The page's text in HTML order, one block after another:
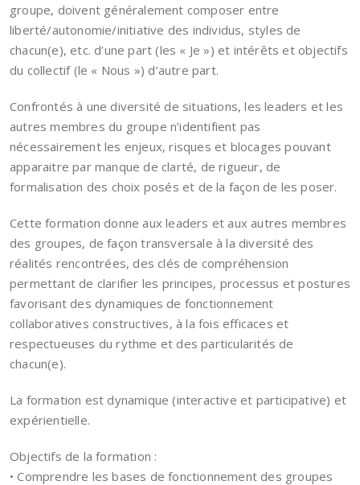
groupe, doivent généralement composer entre
liberté/autonomie/initiative des individus, styles de
chacun(e), etc. d’une part (les « Je ») et intérêts et objectifs
du collectif (le « Nous ») d’autre part.
Confrontés à une diversité de situations, les leaders et les
autres membres du groupe n’identifient pas
nécessairement les enjeux, risques et blocages pouvant
apparaitre par manque de clarté, de rigueur, de
formalisation des choix posés et de la façon de les poser.
Cette formation donne aux leaders et aux autres membres
des groupes, de façon transversale à la diversité des
réalités rencontrées, des clés de compréhension
permettant de clarifier les principes, processus et postures
favorisant des dynamiques de fonctionnement
collaboratives constructives, à la fois efficaces et
respectueuses du rythme et des particularités de
chacun(e).
La formation est dynamique (interactive et participative) et
expérientielle.
Objectifs de la formation :
• Comprendre les bases de fonctionnement des groupes